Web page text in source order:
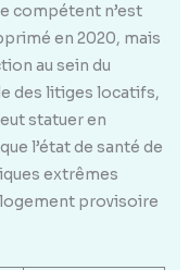
compétent n’est
en 2020, mais
au sein du
des litiges locatifs,
statuer en
l’état de santé de
extrêmes
provisoire